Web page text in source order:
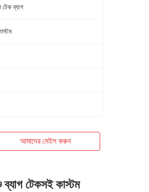
ব্যাগ
আমাদের মেইল ​​করুন
টেকসই কাস্টম